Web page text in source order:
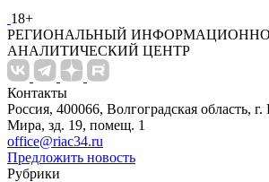
18+
РЕГИОНАЛЬНЫЙ
АНАЛИТИЧЕСКИЙ ЦЕНТР
Контакты
Россия, 400066, Волгоградская область, г.
Мира, зд. 19, помещ. 1
office@riac34.ru
Предложить новость
Рубрики